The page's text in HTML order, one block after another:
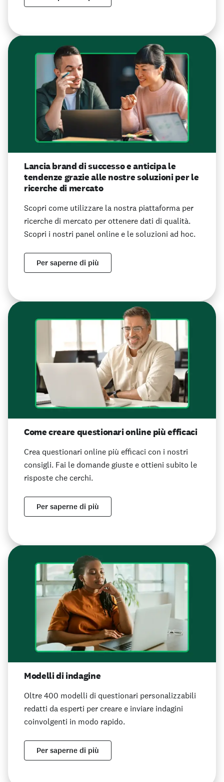
Lancia brand di successo e anticipa le
tendenze grazie alle nostre soluzioni per le
ricerche di mercato
Scopri come utilizzare la nostra piattaforma per
ricerche di mercato per ottenere dati di qualità.
Scopri i nostri panel online e le soluzioni ad hoc.
Per saperne di più
Come creare questionari online più efficaci
Crea questionari online più efficaci con i nostri
consigli. Fai le domande giuste e ottieni subito le
risposte che cerchi.
Per saperne di più
Modelli di indagine
Oltre 400 modelli di questionari personalizzabili
redatti da esperti per creare e inviare indagini
coinvolgenti in modo rapido.
Per saperne di più